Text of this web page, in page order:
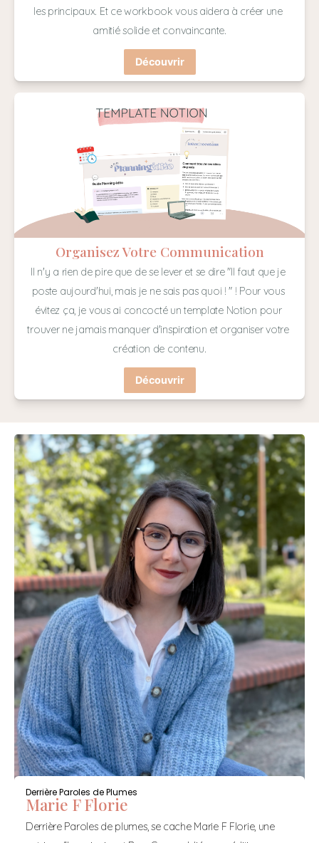
les principaux. Et ce workbook vous aidera à créer une
amitié solide et convaincante.
Découvrir
Organisez Votre Communication
Il n'y a rien de pire que de se lever et se dire "Il faut que je
poste aujourd'hui, mais je ne sais pas quoi ! " ! Pour vous
évitez ça, je vous ai concocté un template Notion pour
trouver ne jamais manquer d'inspiration et organiser votre
création de contenu.
Découvrir
Derrière Paroles de Plumes
Marie F Florie
Derrière Paroles de plumes, se cache Marie F Florie, une